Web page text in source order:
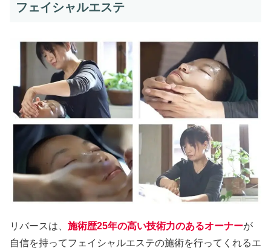
フェイシャルエステ
リバースは、 施術歴25年の高い技術力のあるオーナーが
自信を持ってフェイシャルエステの施術を行ってくれるエ